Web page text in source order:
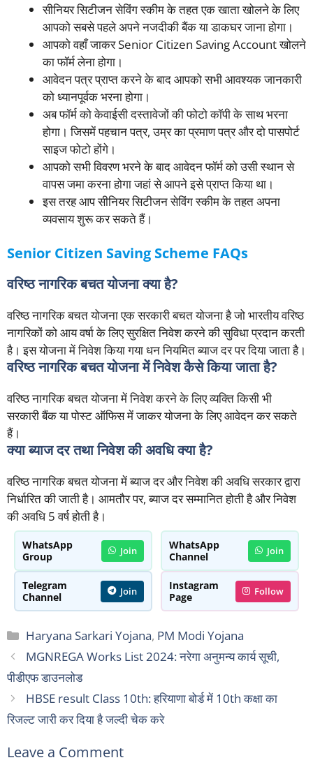
सीनियर सिटीजन सेविंग स्कीम के तहत एक खाता खोलने के लिए
आपको सबसे पहले अपने नजदीकी बैंक या डाकघर जाना होगा।
आपको वहाँ जाकर Senior Citizen Saving Account खोलने
का फॉर्म लेना होगा।
आवेदन पत्र प्राप्त करने के बाद आपको सभी आवश्यक जानकारी
को ध्यानपूर्वक भरना होगा।
अब फॉर्म को केवाईसी दस्तावेजों की फोटो कॉपी के साथ भरना
होगा। जिसमें पहचान पत्र, उम्र का प्रमाण पत्र और दो पासपोर्ट
साइज फोटो होंगे।
आपको सभी विवरण भरने के बाद आवेदन फॉर्म को उसी स्थान से
वापस जमा करना होगा जहां से आपने इसे प्राप्त किया था।
इस तरह आप सीनियर सिटीजन सेविंग स्कीम के तहत अपना
व्यवसाय शुरू कर सकते हैं।
Senior Citizen Saving Scheme FAQs
वरिष्ठ नागरिक बचत योजना क्या है?
वरिष्ठ नागरिक बचत योजना एक सरकारी बचत योजना है जो भारतीय वरिष्ठ
नागरिकों को आय वर्षा के लिए सुरक्षित निवेश करने की सुविधा प्रदान करती
है। इस योजना में निवेश किया गया धन नियमित ब्याज दर पर दिया जाता है।
वरिष्ठ नागरिक बचत योजना में निवेश कैसे किया जाता है?
वरिष्ठ नागरिक बचत योजना में निवेश करने के लिए व्यक्ति किसी भी
सरकारी बैंक या पोस्ट ऑफिस में जाकर योजना के लिए आवेदन कर सकते
हैं।
क्या ब्याज दर तथा निवेश की अवधि क्या है?
वरिष्ठ नागरिक बचत योजना में ब्याज दर और निवेश की अवधि सरकार द्वारा
निर्धारित की जाती है। आमतौर पर, ब्याज दर सम्मानित होती है और निवेश
की अवधि 5 वर्ष होती है।
WhatsApp
Group
Join
WhatsApp
Channel
Join
Telegram
Channel
Join
Instagram
Page
Follow
Categories
Haryana Sarkari Yojana, PM Modi Yojana
MGNREGA Works List 2024: नरेगा अनुमन्य कार्य सूची,
पीडीएफ डाउनलोड
HBSE result Class 10th: हरियाणा बोर्ड में 10th कक्षा का
रिजल्ट जारी कर दिया है जल्दी चेक करे
Leave a Comment